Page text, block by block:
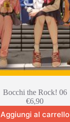
Bocchi the Rock! 06
€6,90
Aggiungi al carrello